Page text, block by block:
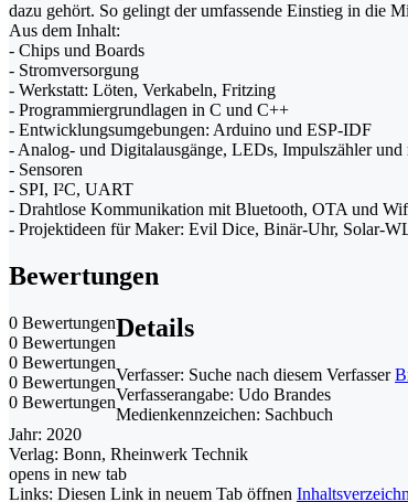
dazu gehört. So gelingt der umfassende Einstieg in die
Aus dem Inhalt:
- Chips und Boards
- Stromversorgung
- Werkstatt: Löten, Verkabeln, Fritzing
- Programmiergrundlagen in C und C++
- Entwicklungsumgebungen: Arduino und ESP-IDF
- Analog- und Digitalausgänge, LEDs, Impulszähler und
- Sensoren
- SPI, I²C, UART
- Drahtlose Kommunikation mit Bluetooth, OTA und
- Projektideen für Maker: Evil Dice, Binär-Uhr, Solar-
Bewertungen
0 Bewertungen
0 Bewertungen
0 Bewertungen
0 Bewertungen
0 Bewertungen
Details
Verfasser: Suche nach diesem Verfasser
Verfasserangabe: Udo Brandes
Medienkennzeichen: Sachbuch
Jahr: 2020
Verlag: Bonn, Rheinwerk Technik
opens in new tab
Links: Diesen Link in neuem Tab öffnen